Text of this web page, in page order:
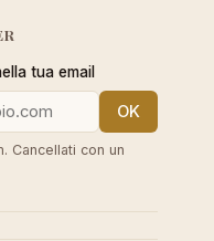
tua email
OK
Cancellati con un